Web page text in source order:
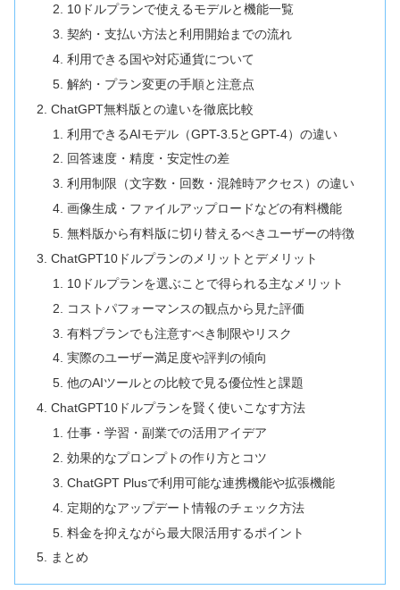
10ドルプランで使えるモデルと機能一覧
契約・支払い方法と利用開始までの流れ
利用できる国や対応通貨について
解約・プラン変更の手順と注意点
ChatGPT無料版との違いを徹底比較
利用できるAIモデル（GPT-3.5とGPT-4）の違い
回答速度・精度・安定性の差
利用制限（文字数・回数・混雑時アクセス）の違い
画像生成・ファイルアップロードなどの有料機能
無料版から有料版に切り替えるべきユーザーの特徴
ChatGPT10ドルプランのメリットとデメリット
10ドルプランを選ぶことで得られる主なメリット
コストパフォーマンスの観点から見た評価
有料プランでも注意すべき制限やリスク
実際のユーザー満足度や評判の傾向
他のAIツールとの比較で見る優位性と課題
ChatGPT10ドルプランを賢く使いこなす方法
仕事・学習・副業での活用アイデア
効果的なプロンプトの作り方とコツ
ChatGPT Plusで利用可能な連携機能や拡張機能
定期的なアップデート情報のチェック方法
料金を抑えながら最大限活用するポイント
まとめ